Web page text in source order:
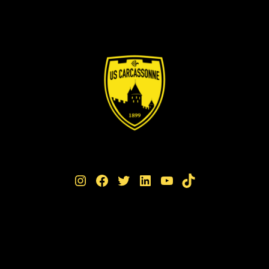
Instagram Facebook Twitter LinkedIn YouTube TikTok